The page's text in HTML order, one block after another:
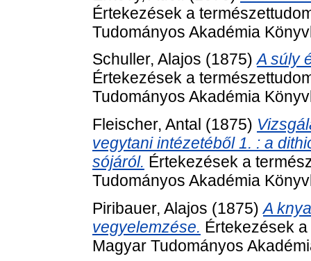
Értekezések a
Tudományos Akadémia
Schuller, Alajos (1875)A súly
Értekezések a
Tudományos Akadémia
Fleischer, Antal (1875)
vegytani intézetéből 1. : a
sójáról. Értekezések a
Tudományos Akadémia
Piribauer, Alajos (1875)A
vegyelemzése. Értekezések
Magyar Tudományos